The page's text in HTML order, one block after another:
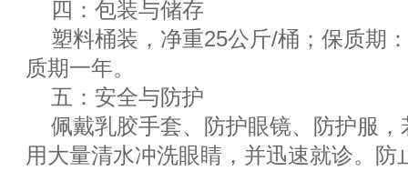
四：包装与储存
塑料桶装，净重25公斤/桶；保质期
质期一年。
五：安全与防护
佩戴乳胶手套、防护眼镜、防护服
用大量清水冲洗眼睛，并迅速就诊。防